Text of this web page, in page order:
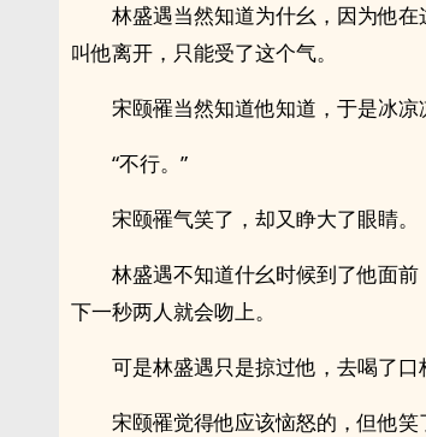
林盛遇当然知道为什幺，因为他
叫他离开，只能受了这个气。
宋颐罹当然知道他知道，于是冰凉
“不行。”
宋颐罹气笑了，却又睁大了眼睛。
林盛遇不知道什幺时候到了他面
下一秒两人就会吻上。
可是林盛遇只是掠过他，去喝了口
宋颐罹觉得他应该恼怒的，但他